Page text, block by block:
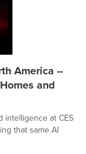
America --
and
at CES
that same AI